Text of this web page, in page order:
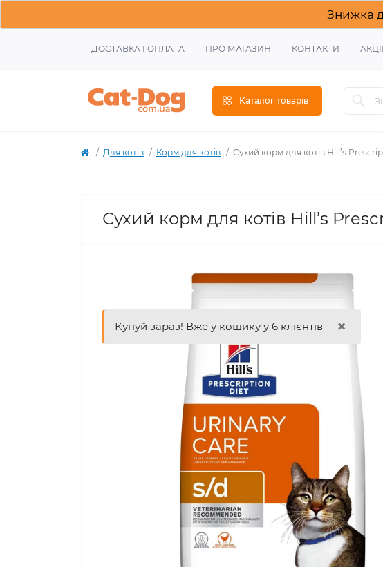
Знижка
ДОСТАВКА І ОПЛАТА ПРО МАГАЗИН КОНТАКТИ АКЦІЇ
Каталог товарів
Для котів Корм для котів Сухий корм для котів Hill’s
Сухий корм для котів Hill’s
Купуй зараз! Вже у кошику у 6 клієнтів ×